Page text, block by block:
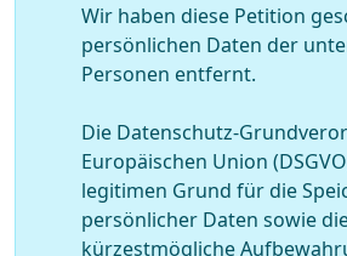
Wir haben diese Petition
persönlichen Daten der
Personen entfernt.
Die Datenschutz-
Europäischen Union
legitimen Grund für die
persönlicher Daten sowie
kürzestmögliche